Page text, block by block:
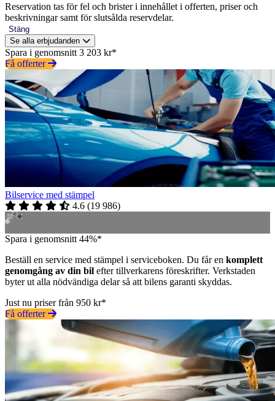
Reservation tas för fel och brister i innehållet i offerten, priser och
beskrivningar samt för slutsålda reservdelar.
Stäng
Se alla erbjudanden
Spara i genomsnitt 3 203 kr*
Få offerter
Bilservice med stämpel
4.6 (19 986)
Spara i genomsnitt 44%*
Beställ en service med stämpel i serviceboken. Du får en komplett
genomgång av din bil efter tillverkarens föreskrifter. Verkstaden
byter ut alla nödvändiga delar så att bilens garanti skyddas.
Just nu priser från 950 kr*
Få offerter